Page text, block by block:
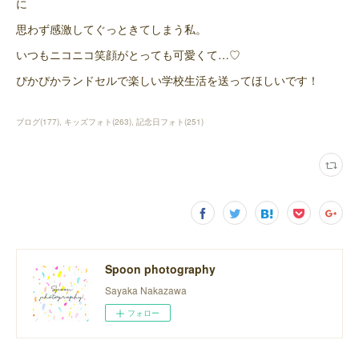
に
思わず感激してぐっときてしまう私。
いつもニコニコ笑顔がとっても可愛くて…♡
ぴかぴかランドセルで楽しい学校生活を送ってほしいです！
ブログ(177) キッズフォト(263) 記念日フォト(251)
Spoon photography
Sayaka Nakazawa
フォロー